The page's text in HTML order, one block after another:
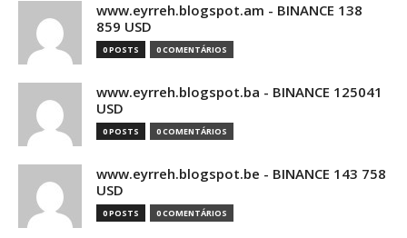
www.eyrreh.blogspot.am - BINANCE 138
859 USD
0 POSTS 0 COMENTÁRIOS
www.eyrreh.blogspot.ba - BINANCE 125041
USD
0 POSTS 0 COMENTÁRIOS
www.eyrreh.blogspot.be - BINANCE 143 758
USD
0 POSTS 0 COMENTÁRIOS